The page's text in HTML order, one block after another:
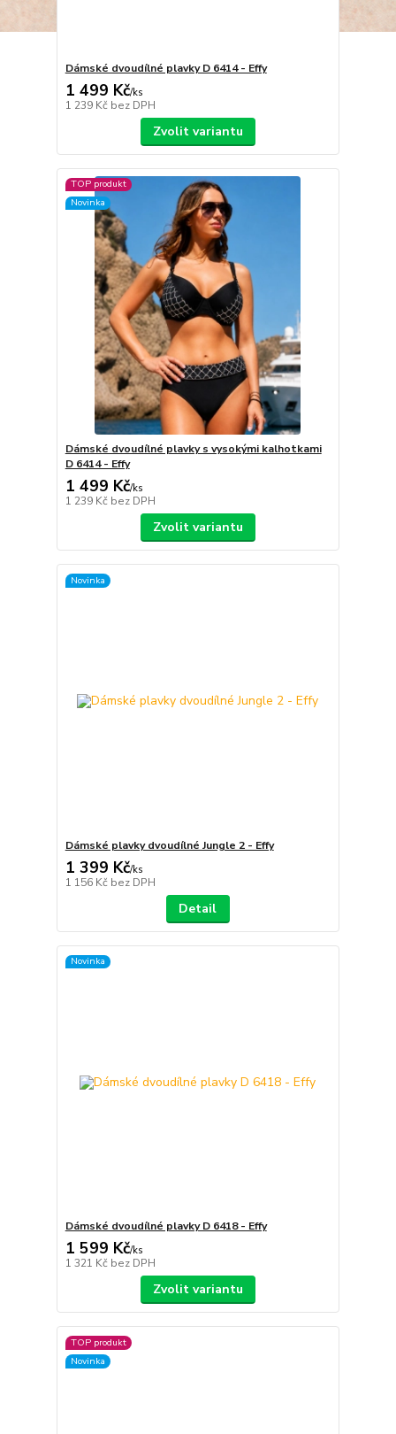
Dámské dvoudílné plavky D 6414 - Effy
1 499 Kč/ks
1 239 Kč bez DPH
Zvolit variantu
TOP produkt
Novinka
Dámské dvoudílné plavky s vysokými kalhotkami
D 6414 - Effy
1 499 Kč/ks
1 239 Kč bez DPH
Zvolit variantu
Novinka
Dámské plavky dvoudílné Jungle 2 - Effy
1 399 Kč/ks
1 156 Kč bez DPH
Detail
Novinka
Dámské dvoudílné plavky D 6418 - Effy
1 599 Kč/ks
1 321 Kč bez DPH
Zvolit variantu
TOP produkt
Novinka